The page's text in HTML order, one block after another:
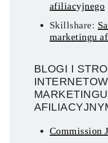
afiliacyjnego
Skillshare:
marketingu
BLOGI I
MARKETINGU
Commission